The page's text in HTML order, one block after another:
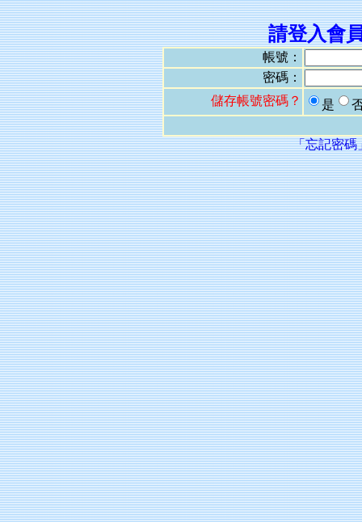
請登入會
帳號：
密碼：
儲存帳號密碼？
是
「忘記密碼